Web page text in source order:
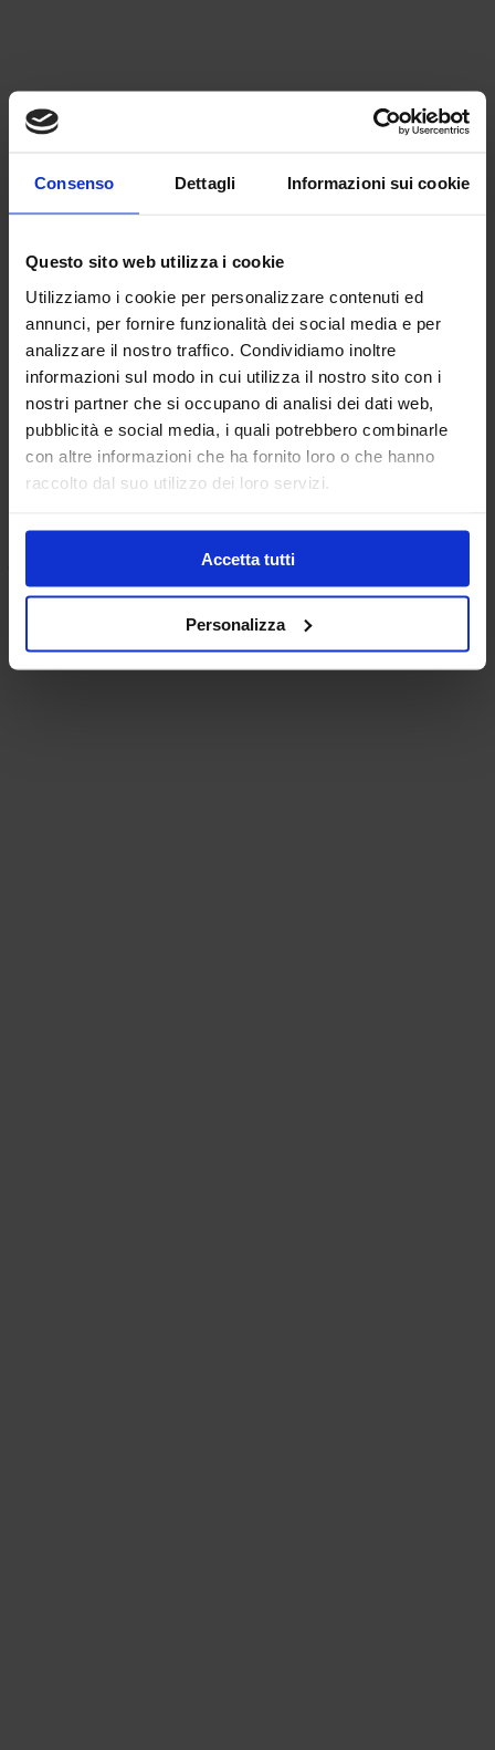
Consenso Dettagli Informazioni sui cookie
Questo sito web utilizza i cookie
Utilizziamo i cookie per personalizzare contenuti ed
annunci, per fornire funzionalità dei social media e per
analizzare il nostro traffico. Condividiamo inoltre
informazioni sul modo in cui utilizza il nostro sito con i
nostri partner che si occupano di analisi dei dati web,
pubblicità e social media, i quali potrebbero combinarle
con altre informazioni che ha fornito loro o che hanno
raccolto dal suo utilizzo dei loro servizi.
Accetta tutti
Personalizza
INCONTINENZA ADULTO
Nuovi arrivi